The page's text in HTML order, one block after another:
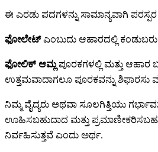
ಈ ಎರಡು ಪದಗಳನ್ನು ಸಾಮಾನ್ಯವಾಗಿ
ಫೋಲೇಟ್ಎಂಬುದು ಆಹಾರದಲ್ಲಿ
ಫೋಲಿಕ್ ಆಮ್ಲ ಪೂರಕಗಳಲ್ಲಿ ಮತ್ತು
ಉತ್ತಮವಾದಾಗಲೂ ಪೂರಕವನ್ನು ಶಿಫಾರಸು
ನಿಮ್ಮ ವೈದ್ಯರು ಅಥವಾ ಸೂಲಗಿತ್ತಿಯು
ಊಹಿಸಬಹುದಾದ ಮತ್ತು
ನಿರ್ವಹಿಸುತ್ತವೆ ಎಂದು ಅರ್ಥ.